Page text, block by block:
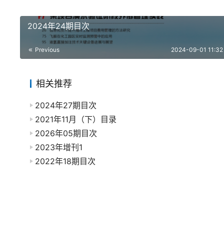
2024年24期目次
Previous 2024-09-01 11:32
相关推荐
2024年27期目次
2021年11月（下）目录
2026年05期目次
2023年增刊1
2022年18期目次